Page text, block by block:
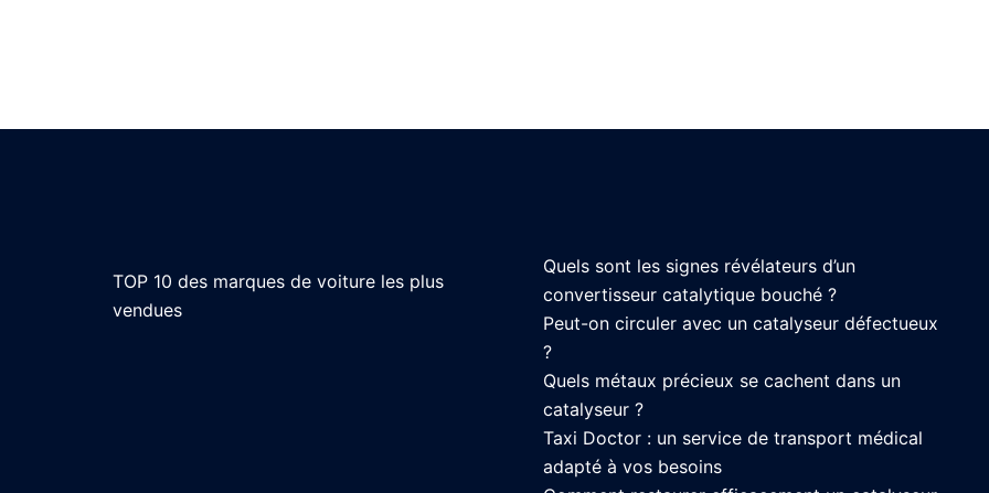
TOP 10 des marques de voiture les plus
vendues
Quels sont les signes révélateurs d’un
convertisseur catalytique bouché ?
Peut-on circuler avec un catalyseur défectueux
?
Quels métaux précieux se cachent dans un
catalyseur ?
Taxi Doctor : un service de transport médical
adapté à vos besoins